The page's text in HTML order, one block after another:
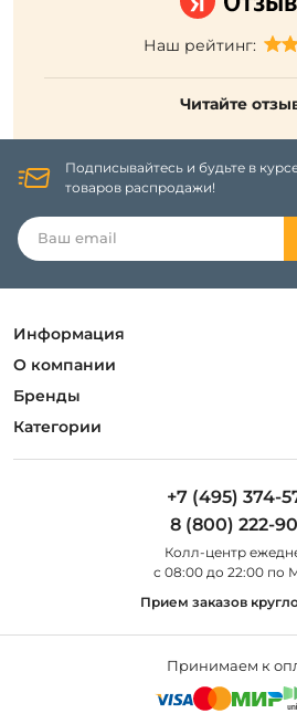
Наш рейтинг:
Читайте
Подписывайтесь и будьте в
товаров распродажи!
Информация
Политика конфиденциальности
Гарантия
Оплата и доставка
О компании
О компании
Контакты
Бренды
Artelamp
Категории
Люстры
Уличные светильники
+7 (495) 374-
8 (800) 222-
Колл-центр
с 08:00 до 22:00 по
Прием заказов
Принимаем к